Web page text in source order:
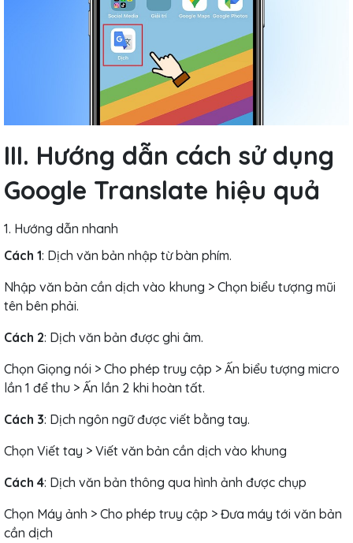
III. Hướng dẫn cách sử dụng
Google Translate hiệu quả
1. Hướng dẫn nhanh
Cách 1: Dịch văn bản nhập từ bàn phím.
Nhập văn bản cần dịch vào khung > Chọn biểu tượng mũi
tên bên phải.
Cách 2: Dịch văn bản được ghi âm.
Chọn Giọng nói > Cho phép truy cập > Ấn biểu tượng micro
lần 1 để thu > Ấn lần 2 khi hoàn tất.
Cách 3: Dịch ngôn ngữ được viết bằng tay.
Chọn Viết tay > Viết văn bản cần dịch vào khung
Cách 4: Dịch văn bản thông qua hình ảnh được chụp
Chọn Máy ảnh > Cho phép truy cập > Đưa máy tới văn bản
cần dịch